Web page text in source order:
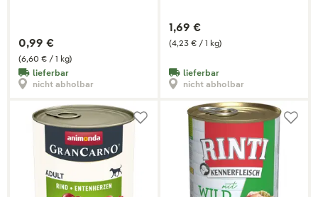
(6,60 € / 1 kg)
0,99 €
lieferbar
nicht abholbar
(4,23 € / 1 kg)
1,69 €
lieferbar
nicht abholbar